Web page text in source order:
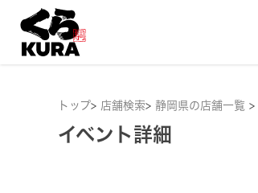
トップ> 店舗検索> 静岡県の店舗一覧 >
イベント詳細